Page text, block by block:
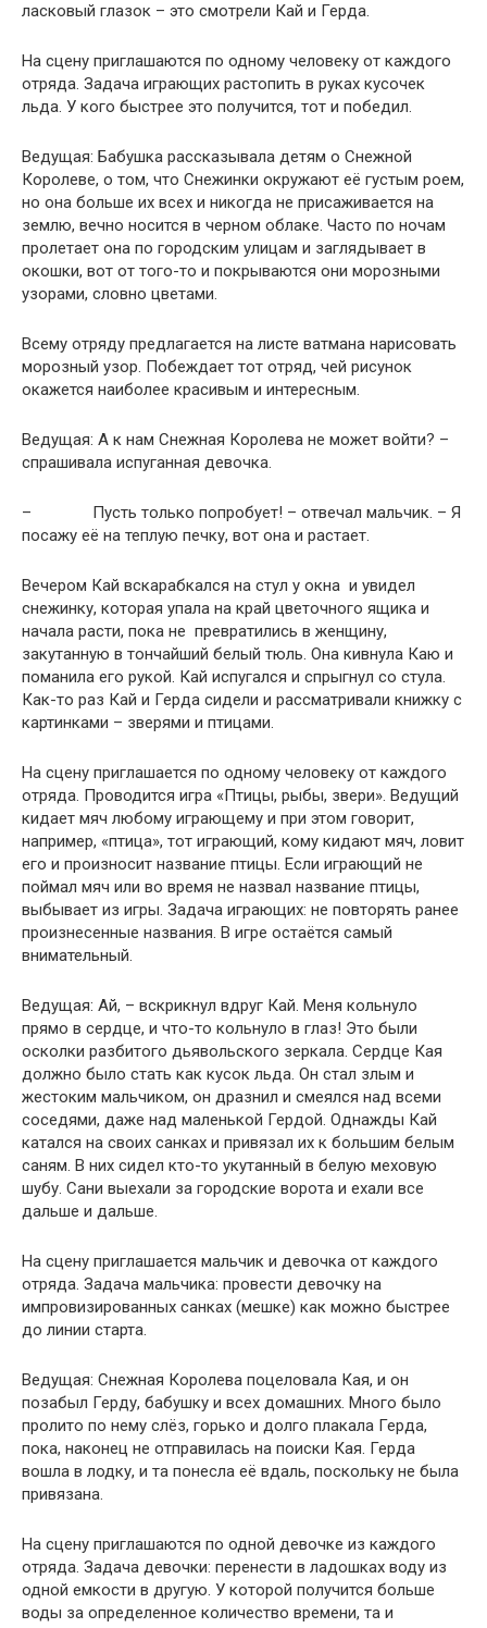
ласковый глазок – это смотрели Кай и Герда.
На сцену приглашаются по одному человеку от каждого
отряда. Задача играющих растопить в руках кусочек
льда. У кого быстрее это получится, тот и победил.
Ведущая: Бабушка рассказывала детям о Снежной
Королеве, о том, что Снежинки окружают её густым роем,
но она больше их всех и никогда не присаживается на
землю, вечно носится в черном облаке. Часто по ночам
пролетает она по городским улицам и заглядывает в
окошки, вот от того-то и покрываются они морозными
узорами, словно цветами.
Всему отряду предлагается на листе ватмана нарисовать
морозный узор. Побеждает тот отряд, чей рисунок
окажется наиболее красивым и интересным.
Ведущая: А к нам Снежная Королева не может войти? –
спрашивала испуганная девочка.
– Пусть только попробует! – отвечал мальчик. – Я
посажу её на теплую печку, вот она и растает.
Вечером Кай вскарабкался на стул у окна и увидел
снежинку, которая упала на край цветочного ящика и
начала расти, пока не превратились в женщину,
закутанную в тончайший белый тюль. Она кивнула Каю и
поманила его рукой. Кай испугался и спрыгнул со стула.
Как-то раз Кай и Герда сидели и рассматривали книжку с
картинками – зверями и птицами.
На сцену приглашается по одному человеку от каждого
отряда. Проводится игра «Птицы, рыбы, звери». Ведущий
кидает мяч любому играющему и при этом говорит,
например, «птица», тот играющий, кому кидают мяч, ловит
его и произносит название птицы. Если играющий не
поймал мяч или во время не назвал название птицы,
выбывает из игры. Задача играющих: не повторять ранее
произнесенные названия. В игре остаётся самый
внимательный.
Ведущая: Ай, – вскрикнул вдруг Кай. Меня кольнуло
прямо в сердце, и что-то кольнуло в глаз! Это были
осколки разбитого дьявольского зеркала. Сердце Кая
должно было стать как кусок льда. Он стал злым и
жестоким мальчиком, он дразнил и смеялся над всеми
соседями, даже над маленькой Гердой. Однажды Кай
катался на своих санках и привязал их к большим белым
саням. В них сидел кто-то укутанный в белую меховую
шубу. Сани выехали за городские ворота и ехали все
дальше и дальше.
На сцену приглашается мальчик и девочка от каждого
отряда. Задача мальчика: провести девочку на
импровизированных санках (мешке) как можно быстрее
до линии старта.
Ведущая: Снежная Королева поцеловала Кая, и он
позабыл Герду, бабушку и всех домашних. Много было
пролито по нему слёз, горько и долго плакала Герда,
пока, наконец не отправилась на поиски Кая. Герда
вошла в лодку, и та понесла её вдаль, поскольку не была
привязана.
На сцену приглашаются по одной девочке из каждого
отряда. Задача девочки: перенести в ладошках воду из
одной емкости в другую. У которой получится больше
воды за определенное количество времени, та и